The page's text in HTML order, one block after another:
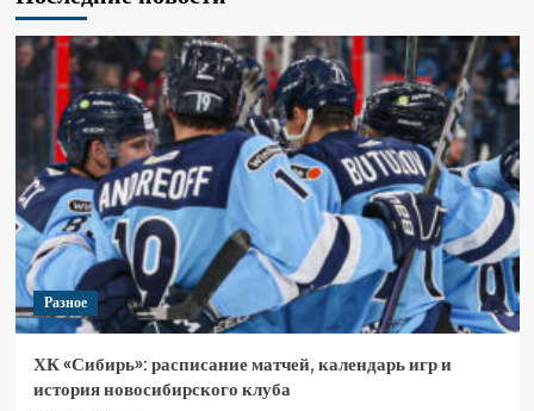
Разное
ХК «Сибирь»: расписание матчей, календарь игр и
история новосибирского клуба